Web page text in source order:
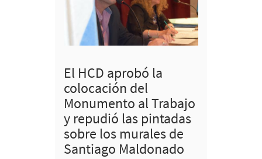
El HCD aprobó la
colocación del
Monumento al Trabajo
y repudió las pintadas
sobre los murales de
Santiago Maldonado